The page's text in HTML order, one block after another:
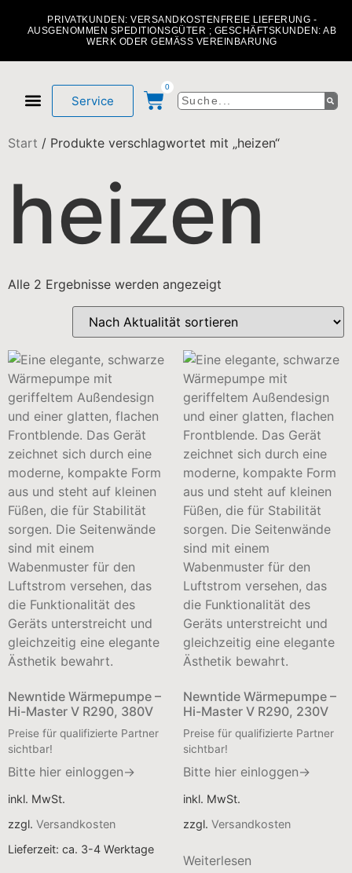
PRIVATKUNDEN: VERSANDKOSTENFREIE LIEFERUNG -
AUSGENOMMEN SPEDITIONSGÜTER ; GESCHÄFTSKUNDEN: AB
WERK ODER GEMÄSS VEREINBARUNG
Service
0
Start / Produkte verschlagwortet mit „heizen“
heizen
Alle 2 Ergebnisse werden angezeigt
Newntide Wärmepumpe –
Hi-Master V R290, 380V
Preise für qualifizierte Partner
sichtbar!
Bitte hier einloggen→
inkl. MwSt.
zzgl. Versandkosten
Lieferzeit: ca. 3-4 Werktage
Newntide Wärmepumpe –
Hi-Master V R290, 230V
Preise für qualifizierte Partner
sichtbar!
Bitte hier einloggen→
inkl. MwSt.
zzgl. Versandkosten
Weiterlesen